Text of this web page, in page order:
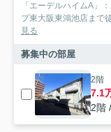
「エーデルハイムA」
プ東大阪東鴻池店まで
見る
募集中の部屋
2階
7.1
2階